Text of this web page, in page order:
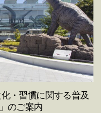
・習慣に関する普及
のご案内